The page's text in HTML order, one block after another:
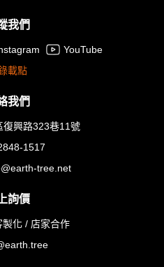
我們
YouTube
載點
我們
復興路323巷11號
1517
tree.net
詢價
化 / 店家合作